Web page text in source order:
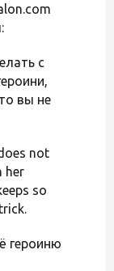
с
вы не
not
her
so
героиню